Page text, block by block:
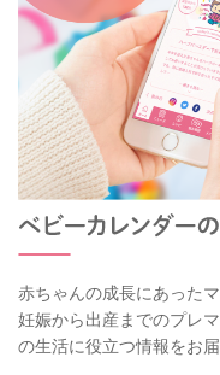
赤ちゃんの成長にあった
妊娠から出産までのプレ
の生活に役立つ情報をお届